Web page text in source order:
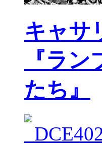
キャサ
『ラ
たち』